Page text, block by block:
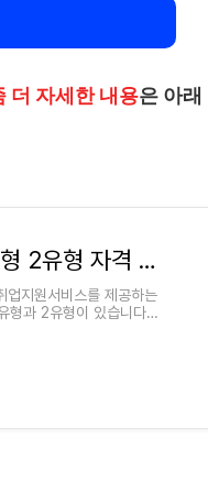
더 자세한 내용은 아래
국민취업지원제도 신청방법 1유형 2유형 자격 지원내용 고용24 홈페이지
업지원서비스를 제공하는
형과 2유형이 있습니다.